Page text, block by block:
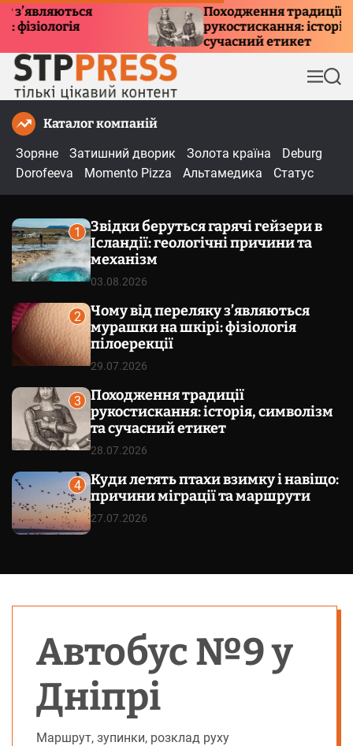
Походження традиції
рукостискання: історія, символізм та
сучасний етикет
М
е
П
о
Каталог компаній
Зоряне
Затишний дворик Золота країна
Deburg
Dorofeeva
Momento Pizza Альтамедика Статус
1
Звідки беруться гарячі гейзери в
Ісландії: геологічні причини та
механізм
03.08.2026
2
Чому від переляку з’являються
мурашки на шкірі: фізіологія
пілоерекції
29.07.2026
3
Походження традиції
рукостискання: історія, символізм
та сучасний етикет
28.07.2026
4
Куди летять птахи взимку і навіщо:
причини міграції та маршрути
27.07.2026
Автобус №9 у
Дніпрі
Маршрут, зупинки, розклад руху